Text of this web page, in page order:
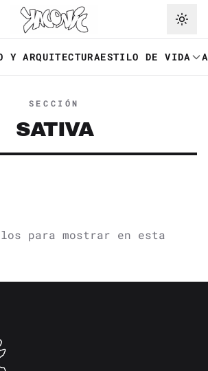
principal
Y ARQUITECTURAESTILO DE VIDA
SECCIÓN
SATIVA
para mostrar en esta